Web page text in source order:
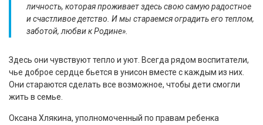
личность, которая проживает здесь свою самую радостное
и счастливое детство. И мы стараемся оградить его теплом,
заботой, любви к Родине».
Здесь они чувствуют тепло и уют. Всегда рядом воспитатели,
чье доброе сердце бьется в унисон вместе с каждым из них.
Они стараются сделать все возможное, чтобы дети смогли
жить в семье.
Оксана Хлякина, уполномоченный по правам ребенка